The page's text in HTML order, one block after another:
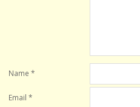
Name *
Email *